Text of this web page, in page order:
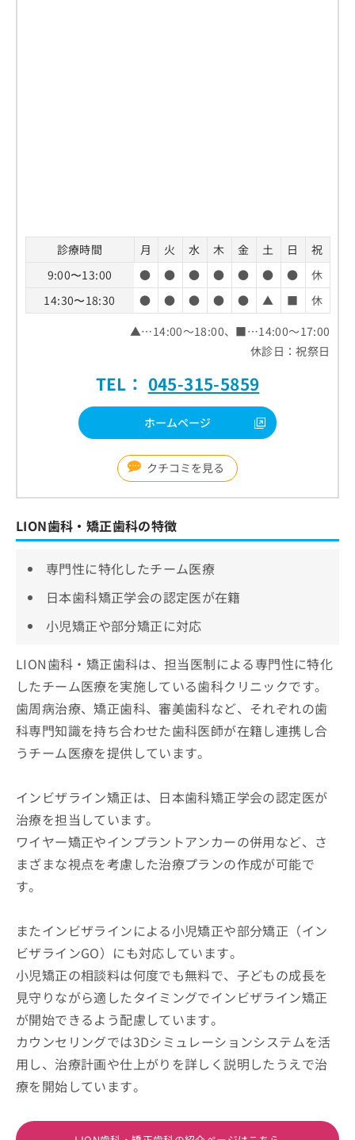
診療時間 月 火 水 木 金 土 日
祝
9:00〜13:00
● ● ● ● ● ● ●
休
14:30〜18:30
● ● ● ● ● ▲ ■
休
▲…14:00～18:00、■…14:00～17:00
休診日：祝祭日
TEL： 045-315-5859
ホームページ
クチコミを見る
LION歯科・矯正歯科の特徴
専門性に特化したチーム医療
日本歯科矯正学会の認定医が在籍
小児矯正や部分矯正に対応
LION歯科・矯正歯科は、担当医制による専門性に特化
したチーム医療を実施している歯科クリニックです。
歯周病治療、矯正歯科、審美歯科など、それぞれの歯
科専門知識を持ち合わせた歯科医師が在籍し連携し合
うチーム医療を提供しています。
インビザライン矯正は、日本歯科矯正学会の認定医が
治療を担当しています。
ワイヤー矯正やインプラントアンカーの併用など、さ
まざまな視点を考慮した治療プランの作成が可能で
す。
またインビザラインによる小児矯正や部分矯正（イン
ビザラインGO）にも対応しています。
小児矯正の相談料は何度でも無料で、子どもの成長を
見守りながら適したタイミングでインビザライン矯正
が開始できるよう配慮しています。
カウンセリングでは3Dシミュレーションシステムを活
用し、治療計画や仕上がりを詳しく説明したうえで治
療を開始しています。